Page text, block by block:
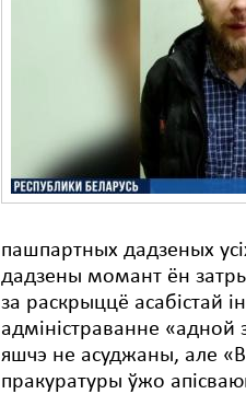
пашпартных дадзеных
дадзены момант ён
за раскрыццё асабістай
адміністраванне «адной
яшчэ не асуджаны, але
пракуратуры ўжо